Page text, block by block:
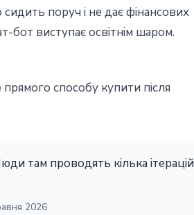
поруч і не дає фінансових
бот виступає освітнім шаром.
способу купити після
там проводять кілька ітерацій
2026